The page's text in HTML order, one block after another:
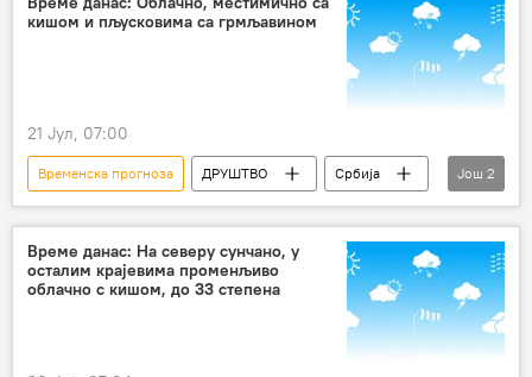
кишом и пљусковима са грмљавином
21 Јул, 07:00
Временска прогноза ДРУШТВО
Србија
Србија – друштво
Друштво
Још 2
Време данас: На северу сунчано, у
осталим крајевима променљиво
облачно с кишом, до 33 степена